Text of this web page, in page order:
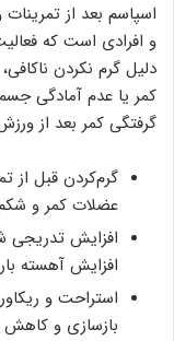
اسپاسم بعد از
و افرادی است که
دلیل گرم نکردن
کمر یا عدم آمادگی
گرفتگی کمر بعد از
گرم‌کردن قبل از
عضلات کمر و
افزایش تدریجی
افزایش آهسته
استراحت و
بازسازی و کاهش